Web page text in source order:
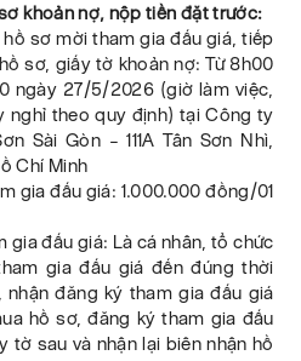
khoản nợ, nộp tiền đặt trước:
sơ mời tham gia đấu giá, tiếp
sơ, giấy tờ khoản nợ: Từ 8h00
ngày 27/5/2026 (giờ làm việc,
nghỉ theo quy định) tại Công ty
Sài Gòn – 111A Tân Sơn Nhì,
Chí Minh
gia đấu giá: 1.000.000 đồng/01
gia đấu giá: Là cá nhân, tổ chức
gia đấu giá đến đúng thời
đăng ký tham gia đấu giá
hồ sơ, đăng ký tham gia đấu
tờ sau và nhận lại biên nhận hồ